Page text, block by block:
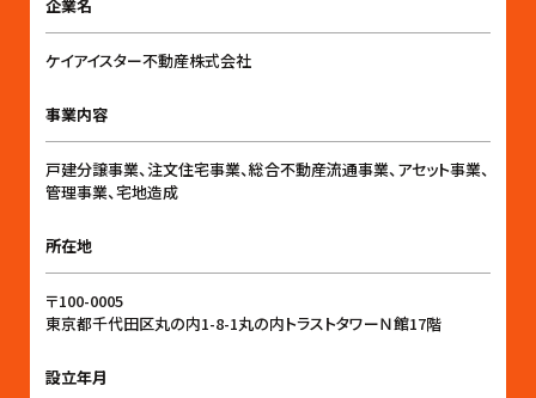
企業名
ケイアイスター不動産株式会社
事業内容
戸建分譲事業、注文住宅事業、総合不動産流通事業、アセット事業、
管理事業、宅地造成
所在地
〒100-0005
東京都千代田区丸の内1-8-1丸の内トラストタワーＮ館17階
設立年月